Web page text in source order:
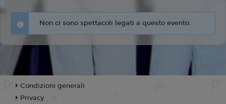
Non ci sono spettacoli legati a questo evento.
Condizioni generali
Privacy